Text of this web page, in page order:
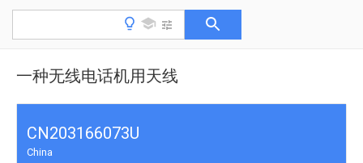
一种无线电话机用天线
CN203166073U
China